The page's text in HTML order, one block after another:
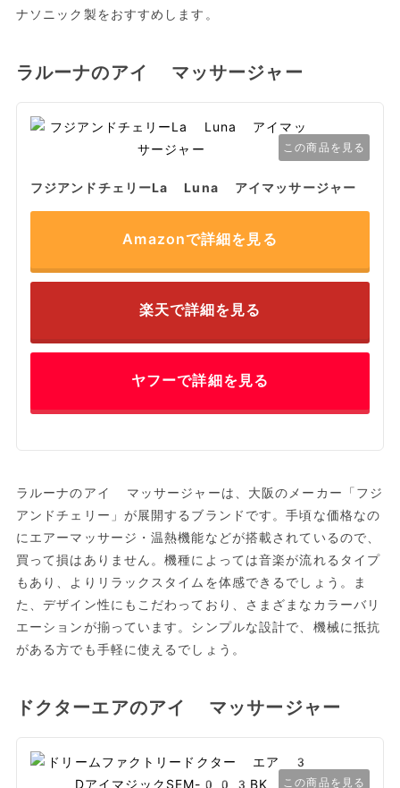
ナソニック製をおすすめします。
ラルーナのアイ マッサージャー
この商品を見る
フジアンドチェリーLa Luna アイマッサージャー
Amazonで詳細を見る
楽天で詳細を見る
ヤフーで詳細を見る
ラルーナのアイ マッサージャーは、大阪のメーカー「フジ
アンドチェリー」が展開するブランドです。手頃な価格なの
にエアーマッサージ・温熱機能などが搭載されているので、
買って損はありません。機種によっては音楽が流れるタイプ
もあり、よりリラックスタイムを体感できるでしょう。ま
た、デザイン性にもこだわっており、さまざまなカラーバリ
エーションが揃っています。シンプルな設計で、機械に抵抗
がある方でも手軽に使えるでしょう。
ドクターエアのアイ マッサージャー
この商品を見る